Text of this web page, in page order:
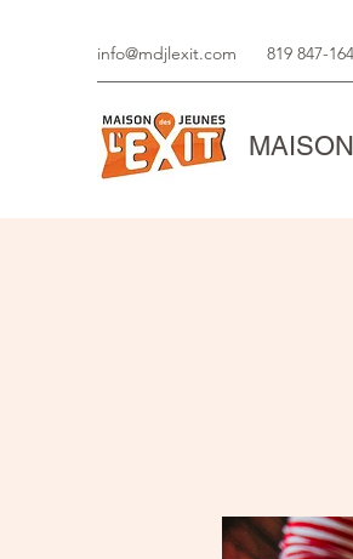
info@mdjlexit.com 819 847-